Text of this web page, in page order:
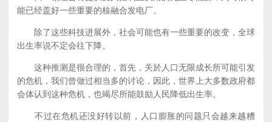
能已经盖好一些重要的核融合发电厂。
除了这些科技进展外，社会可能也有一些重要的改变，全球
出生率说不定会往下降。
这种推测是很合理的，首先，关於人口无限成长所可能引发
的危机，我们曾做过相当多的讨论，因此，世界上大多数政府都
会体认到这种危机，也竭尽所能鼓励人民降低出生率。
不过在危机还没好转以前，人口膨胀的问题只会越来越糟